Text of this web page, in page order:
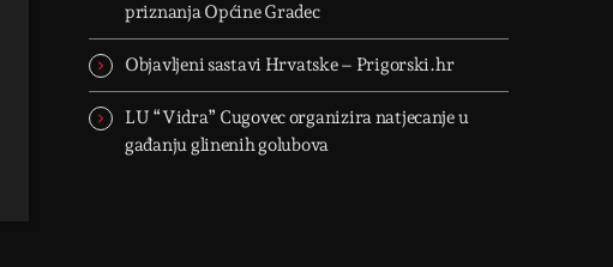
priznanja Općine Gradec
Objavljeni sastavi Hrvatske – Prigorski.hr
LU “Vidra” Cugovec organizira natjecanje u
gađanju glinenih golubova